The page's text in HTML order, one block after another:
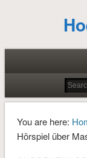
You are here:
Hörspiel über